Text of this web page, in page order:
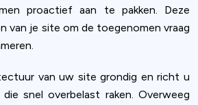
proactief aan te pakken. Deze
van je site om de toegenomen vraag
van uw site grondig en richt u
snel overbelast raken. Overweeg